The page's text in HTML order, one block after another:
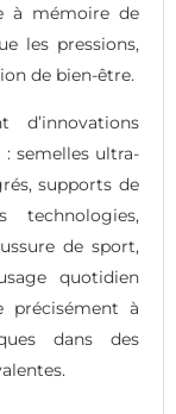
à mémoire de
les pressions,
de bien-être.
d’innovations
semelles ultra-
supports de
technologies,
de sport,
quotidien
précisément à
dans des